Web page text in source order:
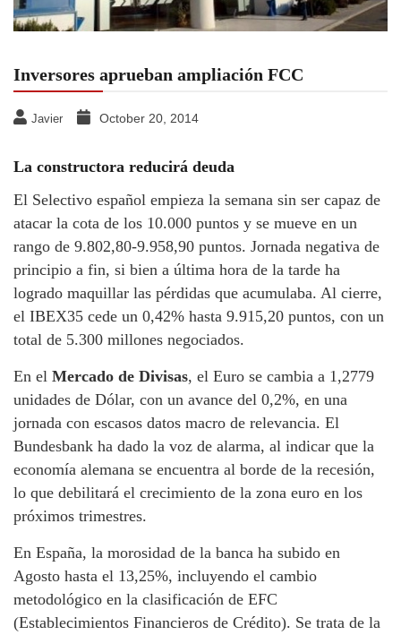
Inversores aprueban ampliación FCC
Javier October 20, 2014
La constructora reducirá deuda
El Selectivo español empieza la semana sin ser capaz de
atacar la cota de los 10.000 puntos y se mueve en un
rango de 9.802,80-9.958,90 puntos. Jornada negativa de
principio a fin, si bien a última hora de la tarde ha
logrado maquillar las pérdidas que acumulaba. Al cierre,
el IBEX35 cede un 0,42% hasta 9.915,20 puntos, con un
total de 5.300 millones negociados.
En el Mercado de Divisas, el Euro se cambia a 1,2779
unidades de Dólar, con un avance del 0,2%, en una
jornada con escasos datos macro de relevancia. El
Bundesbank ha dado la voz de alarma, al indicar que la
economía alemana se encuentra al borde de la recesión,
lo que debilitará el crecimiento de la zona euro en los
próximos trimestres.
En España, la morosidad de la banca ha subido en
Agosto hasta el 13,25%, incluyendo el cambio
metodológico en la clasificación de EFC
(Establecimientos Financieros de Crédito). Se trata de la